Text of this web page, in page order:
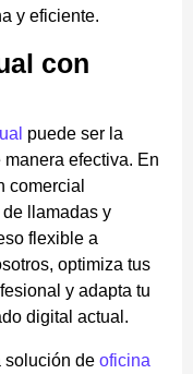
y eficiente.
con
puede ser la
efectiva. En
comercial
llamadas y
flexible a
optimiza tus
y adapta tu
digital actual.
solución de oficina